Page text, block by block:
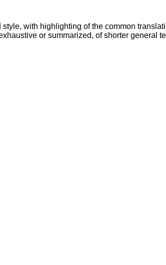
with highlighting of the common
or summarized, of shorter general